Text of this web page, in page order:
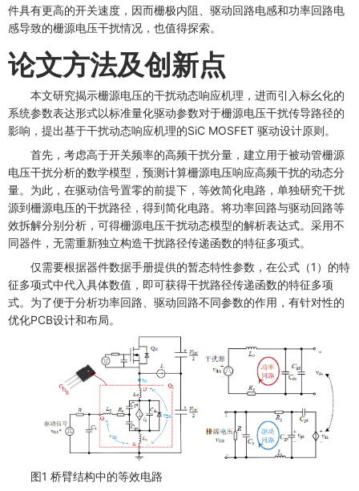
件具有更高的开关速度，因而栅极内阻、驱动回路电感和功率回路电
感导致的栅源电压干扰情况，也值得探索。
​论文方法及创新点
本文研究揭示栅源电压的干扰动态响应机理，进而引入标幺化的
系统参数表达形式以标准量化驱动参数对于栅源电压干扰传导路径的
影响，提出基于干扰动态响应机理的SiC MOSFET 驱动设计原则。
首先，考虑高于开关频率的高频干扰分量，建立用于被动管栅源
电压干扰分析的数学模型，预测计算栅源电压响应高频干扰的动态分
量。为此，在驱动信号置零的前提下，等效简化电路，单独研究干扰
源到栅源电压的干扰路径，得到简化电路。将功率回路与驱动回路等
效拆解分别分析，可得栅源电压干扰动态模型的解析表达式。采用不
同器件，无需重新独立构造干扰路径传递函数的特征多项式。
仅需要根据器件数据手册提供的暂态特性参数，在公式（1）的特
征多项式中代入具体数值，即可获得干扰路径传递函数的特征多项
式。为了便于分析功率回路、驱动回路不同参数的作用，有针对性的
优化PCB设计和布局。
图1 桥臂结构中的等效电路